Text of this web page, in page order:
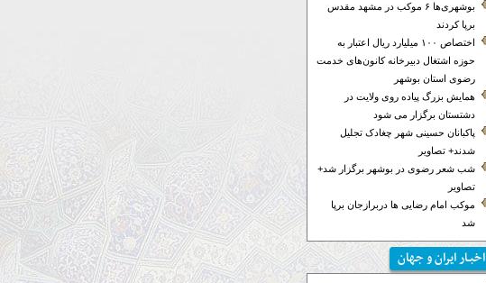
بوشهری‌ها ۶ موکب در مشهد مقدس
برپا کردند
اختصاص ۱۰۰ میلیارد ریال اعتبار به
حوزه اشتغال دبیرخانه کانون‌های خدمت
رضوی استان بوشهر
همایش بزرگ پیاده روی ولایت در
دشتستان برگزار می شود
پاکبانان حسینی شهر چغادک تجلیل
شدند+ تصاویر
شب شعر رضوی در بوشهر برگزار شد+
تصاویر
موکب‌ امام رضایی ها دربرازجان برپا
شد
اخبـار ایران و جهان